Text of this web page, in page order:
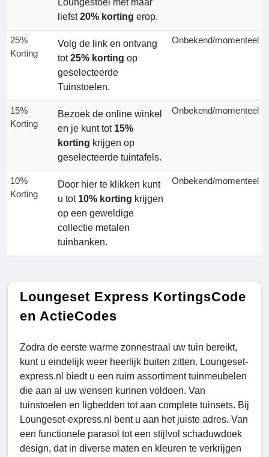
Loungestoel met maar
liefst20% korting erop.
25%
Korting
Volg de link en ontvang
tot25% korting op
geselecteerde
Tuinstoelen.
Onbekend/momenteel
15%
Korting
Bezoek de online winkel
en je kunt tot 15%
korting krijgen op
geselecteerde tuintafels.
Onbekend/momenteel
10%
Korting
Door hier te klikken kunt
u tot 10% korting krijgen
op een geweldige
collectie metalen
tuinbanken.
Onbekend/momenteel
Loungeset Express KortingsCode
en ActieCodes
Zodra de eerste warme zonnestraal uw tuin bereikt,
kunt u eindelijk weer heerlijk buiten zitten. Loungeset-
express.nl biedt u een ruim assortiment tuinmeubelen
die aan al uw wensen kunnen voldoen. Van
tuinstoelen en ligbedden tot aan complete tuinsets. Bij
Loungeset-express.nl bent u aan het juiste adres. Van
een functionele parasol tot een stijlvol schaduwdoek
design, dat in diverse maten en kleuren te verkrijgen